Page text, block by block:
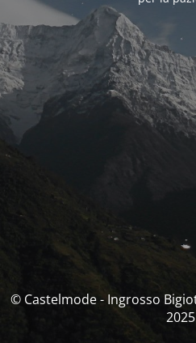
© Castelmode - Ingrosso
2025